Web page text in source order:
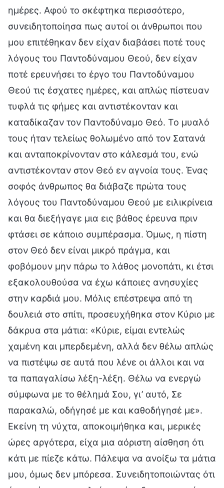
ημέρες. Αφού το σκέφτηκα περισσότερο,
συνειδητοποίησα πως αυτοί οι άνθρωποι που
μου επιτέθηκαν δεν είχαν διαβάσει ποτέ τους
λόγους του Παντοδύναμου Θεού, δεν είχαν
ποτέ ερευνήσει το έργο του Παντοδύναμου
Θεού τις έσχατες ημέρες, και απλώς πίστευαν
τυφλά τις φήμες και αντιστέκονταν και
καταδίκαζαν τον Παντοδύναμο Θεό. Το μυαλό
τους ήταν τελείως θολωμένο από τον Σατανά
και ανταποκρίνονταν στο κάλεσμά του, ενώ
αντιστέκονταν στον Θεό εν αγνοία τους. Ένας
σοφός άνθρωπος θα διάβαζε πρώτα τους
λόγους του Παντοδύναμου Θεού με ειλικρίνεια
και θα διεξήγαγε μια εις βάθος έρευνα πριν
φτάσει σε κάποιο συμπέρασμα. Όμως, η πίστη
στον Θεό δεν είναι μικρό πράγμα, και
φοβόμουν μην πάρω το λάθος μονοπάτι, κι έτσι
εξακολουθούσα να έχω κάποιες ανησυχίες
στην καρδιά μου. Μόλις επέστρεψα από τη
δουλειά στο σπίτι, προσευχήθηκα στον Κύριο με
δάκρυα στα μάτια: «Κύριε, είμαι εντελώς
χαμένη και μπερδεμένη, αλλά δεν θέλω απλώς
να πιστέψω σε αυτά που λένε οι άλλοι και να
τα παπαγαλίσω λέξη-λέξη. Θέλω να ενεργώ
σύμφωνα με το θέλημά Σου, γι’ αυτό, Σε
παρακαλώ, οδήγησέ με και καθοδήγησέ με».
Εκείνη τη νύχτα, αποκοιμήθηκα και, μερικές
ώρες αργότερα, είχα μια αόριστη αίσθηση ότι
κάτι με πίεζε κάτω. Πάλεψα να ανοίξω τα μάτια
μου, όμως δεν μπόρεσα. Συνειδητοποιώντας ότι